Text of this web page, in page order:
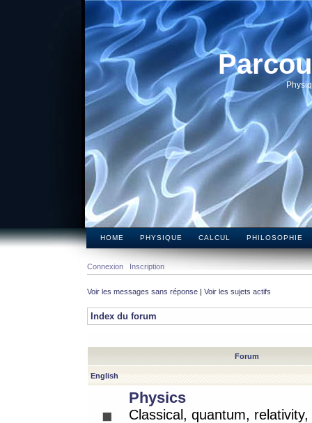
HOME PHYSIQUE CALCUL PHILOSOPHIE
Connexion Inscription
Voir les messages sans réponse | Voir les sujets actifs
Index du forum
Forum
English
Physics
Classical, quantum,